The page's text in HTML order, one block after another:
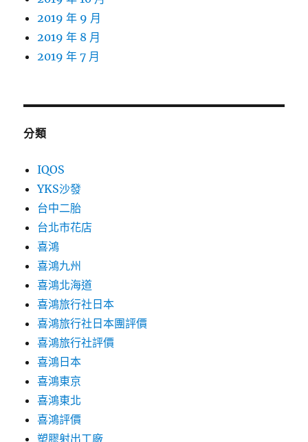
2019 年 9 月
2019 年 8 月
2019 年 7 月
分類
IQOS
YKS沙發
台中二胎
台北市花店
喜鴻
喜鴻九州
喜鴻北海道
喜鴻旅行社日本
喜鴻旅行社日本團評價
喜鴻旅行社評價
喜鴻日本
喜鴻東京
喜鴻東北
喜鴻評價
塑膠射出工廠